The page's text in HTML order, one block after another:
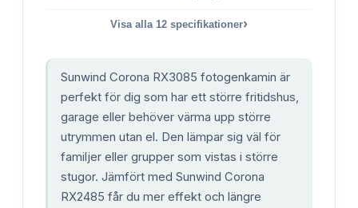
Visa alla 12 specifikationer›
Sunwind Corona RX3085 fotogenkamin är
perfekt för dig som har ett större fritidshus,
garage eller behöver värma upp större
utrymmen utan el. Den lämpar sig väl för
familjer eller grupper som vistas i större
stugor. Jämfört med Sunwind Corona
RX2485 får du mer effekt och längre